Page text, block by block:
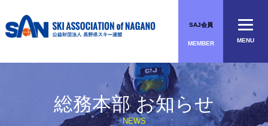
to
content
SAJ会員
MEMBER
総務本部 お知らせ
NEWS
MENU